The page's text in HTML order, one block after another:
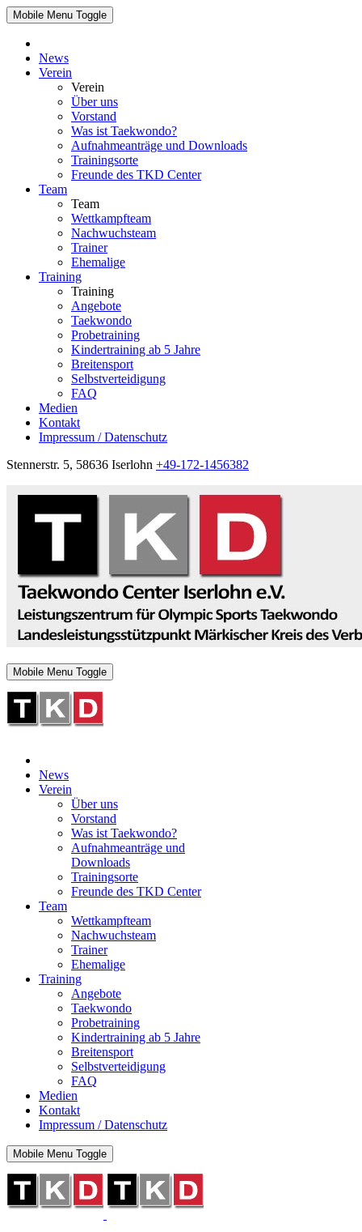
Mobile Menu Toggle
News
Verein
Verein
Über uns
Vorstand
Was ist Taekwondo?
Aufnahmeanträge und Downloads
Trainingsorte
Freunde des TKD Center
Team
Team
Wettkampfteam
Nachwuchsteam
Trainer
Ehemalige
Training
Training
Angebote
Taekwondo
Probetraining
Kindertraining ab 5 Jahre
Breitensport
Selbstverteidigung
FAQ
Medien
Kontakt
Impressum / Datenschutz
Stennerstr. 5, 58636 Iserlohn +49-172-1456382
Mobile Menu Toggle
News
Verein
Über uns
Vorstand
Was ist Taekwondo?
Aufnahmeanträge und
Downloads
Trainingsorte
Freunde des TKD Center
Team
Wettkampfteam
Nachwuchsteam
Trainer
Ehemalige
Training
Angebote
Taekwondo
Probetraining
Kindertraining ab 5 Jahre
Breitensport
Selbstverteidigung
FAQ
Medien
Kontakt
Impressum / Datenschutz
Mobile Menu Toggle